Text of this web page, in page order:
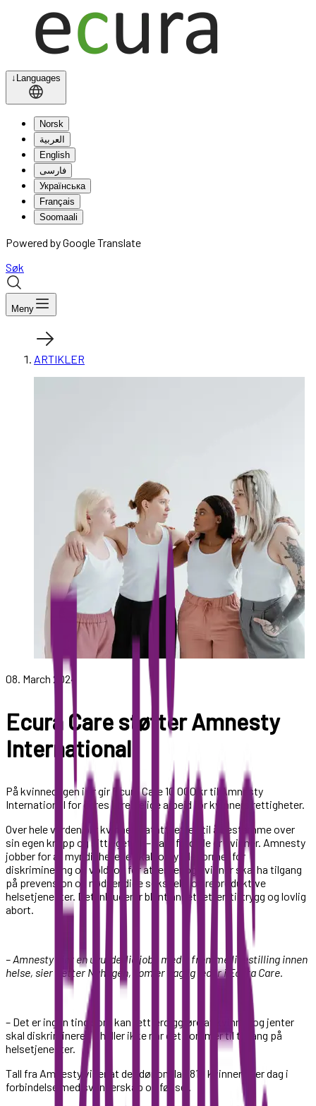
↓ Languages
Norsk
العربية
English
فارسی
Українська
Français
Soomaali
Powered by Google Translate
Søk
Meny
ARTIKLER
08. March 2024
Ecura Care støtter Amnesty
International
På kvinnedagen i år gir Ecura Care 10 000 kr til Amnesty
International for deres utrettelige arbeid for kvinners rettigheter.
Over hele verden blir kvinner fratatt retten til å bestemme over
sin egen kropp og sitt eget liv – bare fordi de er kvinner. Amnesty
jobber for at myndighetene skal forby alle former for
diskriminering og vold, og for at jenter og kvinner skal ha tilgang
på prevensjon og nødvendige seksuelle og reproduktive
helsetjenester. Det inkluderer blant annet retten til trygg og lovlig
abort.
– Amnesty gjør en uvurderlig jobb med å fremme likestilling innen
helse, sier Petter Nyhagen, som er daglig leder i Ecura Care.
– Det er ingen ting som kan rettferdiggjøre at kvinner og jenter
skal diskrimineres – heller ikke når det kommer til tilgang på
helsetjenester.
Tall fra Amnesty viser at det dør om lag 810 kvinner hver dag i
forbindelse med svangerskap og fødsel.